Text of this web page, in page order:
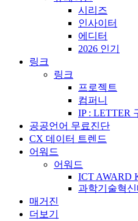
시리즈
인사이터
에디터
2026 인기
링크
링크
프로젝트
컴퍼니
IP : LETTER
공공언어 무료진단
CX 데이터 트렌드
어워드
어워드
ICT AWARD
과학기술혁
매거진
더보기